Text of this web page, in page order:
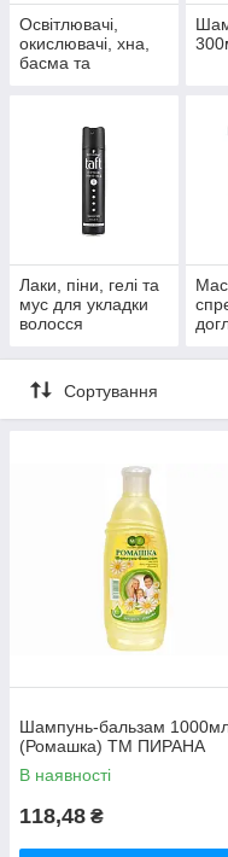
Освітлювачі,
окислювачі, хна,
басма та
Лаки, піни, гелі та
мус для укладки
волосся
Сортування
Шампунь-бальзам
(Ромашка) ТМ ПИРАНА
В наявності
118,48 ₴